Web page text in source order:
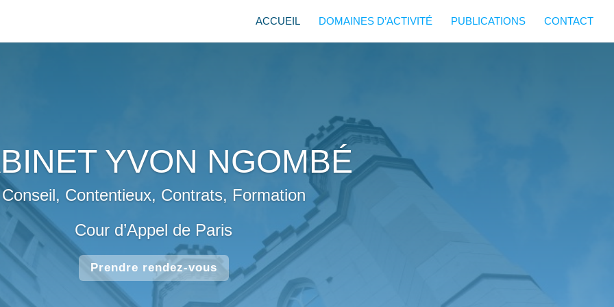
ACCUEIL DOMAINES D’ACTIVITÉ PUBLICATIONS CONTACT
YVON NGOMBÉ
Conseil, Contentieux, Contrats, Formation
Cour d’Appel de Paris
Prendre rendez-vous